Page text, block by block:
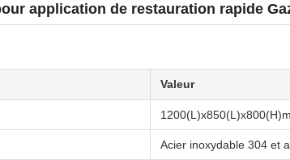
application de restauration rapide
Valeur
Acier inoxydable 304 et